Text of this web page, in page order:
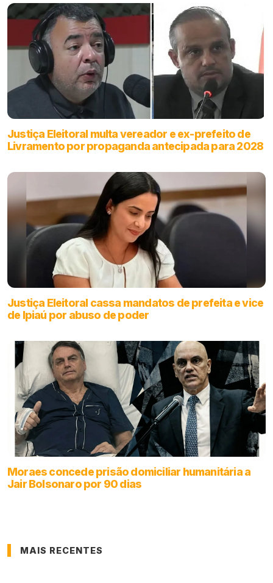
Justiça Eleitoral multa vereador e ex-prefeito de
Livramento por propaganda antecipada para 2028
Justiça Eleitoral cassa mandatos de prefeita e vice
de Ipiaú por abuso de poder
Moraes concede prisão domiciliar humanitária a
Jair Bolsonaro por 90 dias
MAIS RECENTES